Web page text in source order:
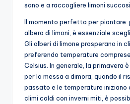
sano e a raccogliere limoni
Il momento perfetto per piantare:
albero di limoni, è essenziale
Gli alberi di limone prosperano in
preferendo temperature
Celsius. In generale, la primavera
per la messa a dimora, quando il
passato e le temperature iniziano
climi caldi con inverni miti, è